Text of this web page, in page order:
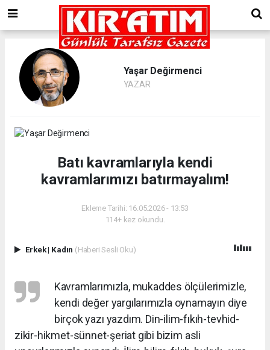
Yaşar Değirmenci
YAZAR
Batı kavramlarıyla kendi
kavramlarımızı batırmayalım!
Ekleme Tarihi: 16.05.2026 - 13:53
114+ kez okundu.
Erkek| Kadın (Haberi Sesli Oku)
Kavramlarımızla, mukaddes ölçülerimizle,
kendi değer yargılarımızla oynamayın diye
birçok yazı yazdım. Din-ilim-fıkıh-tevhid-
zikir-hikmet-sünnet-şeriat gibi bizim asli